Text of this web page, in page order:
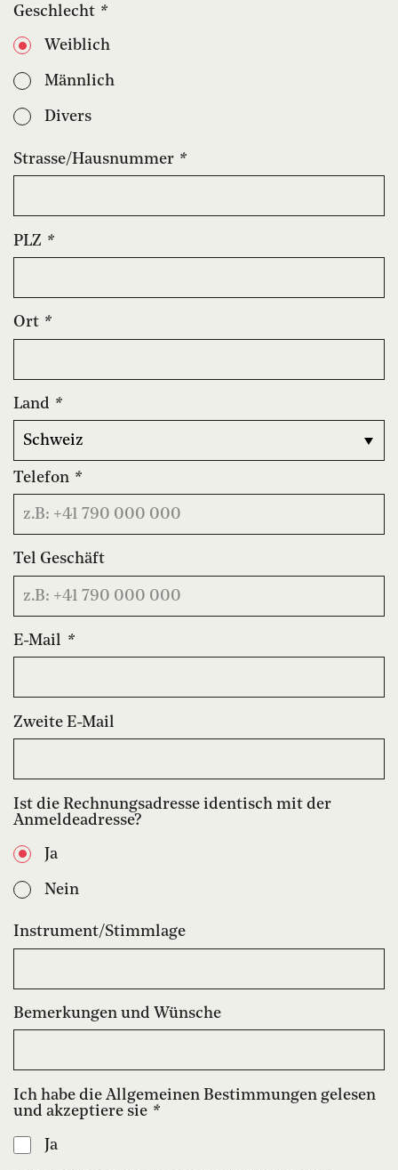
Geschlecht *
Weiblich
Männlich
Divers
Strasse/Hausnummer *
PLZ *
Ort *
Land *
Telefon *
Tel Geschäft
E-Mail *
Zweite E-Mail
Ist die Rechnungsadresse identisch mit der
Anmeldeadresse?
Ja
Nein
Instrument/Stimmlage
Bemerkungen und Wünsche
Ich habe die Allgemeinen Bestimmungen gelesen
und akzeptiere sie *
Ja